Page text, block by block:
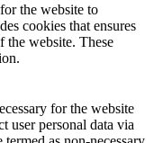
the website to
cookies that ensures
the website. These
for the website
user personal data via